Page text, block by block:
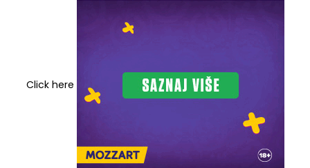
Click here